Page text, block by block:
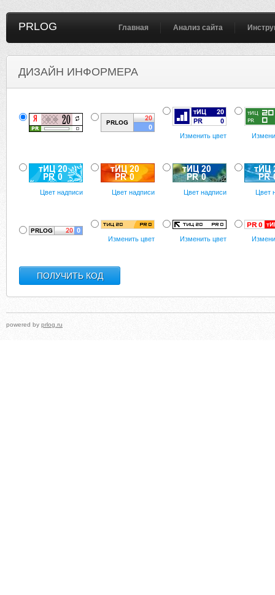
PRLOG Главная Анализ сайта
ДИЗАЙН ИНФОРМЕРА
Изменить цвет
Цвет надписи Цвет надписи Цвет надписи Цвет
Изменить цвет Изменить цвет
powered by prlog.ru